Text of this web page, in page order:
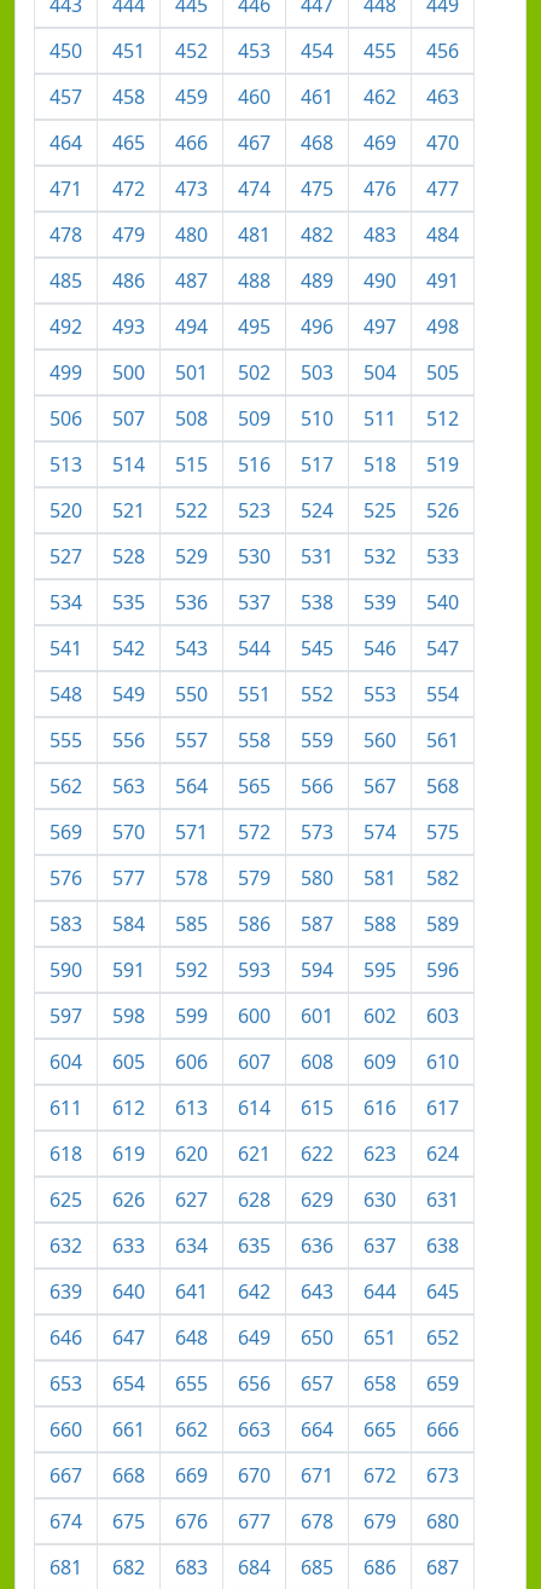
450
451 452 453 454 455
456
457
458 459 460 461 462
463
464
465 466 467 468 469
470
471
472 473 474 475 476
477
478
479 480 481 482 483
484
485
486 487 488 489 490
491
492
493 494 495 496 497
498
499
500 501 502 503 504
505
506
507 508 509 510 511
512
513
514 515 516 517 518
519
520
521 522 523 524 525
526
527
528 529 530 531 532
533
534
535 536 537 538 539
540
541
542 543 544 545 546
547
548
549 550 551 552 553
554
555
556 557 558 559 560
561
562
563 564 565 566 567
568
569
570 571 572 573 574
575
576
577 578 579 580 581
582
583
584 585 586 587 588
589
590
591 592 593 594 595
596
597
598 599 600 601 602
603
604
605 606 607 608 609
610
611
612 613 614 615 616
617
618
619 620 621 622 623
624
625
626 627 628 629 630
631
632
633 634 635 636 637
638
639
640 641 642 643 644
645
646
647 648 649 650 651
652
653
654 655 656 657 658
659
660
661 662 663 664 665
666
667
668 669 670 671 672
673
674
675 676 677 678 679
680
681
682 683 684 685 686
687